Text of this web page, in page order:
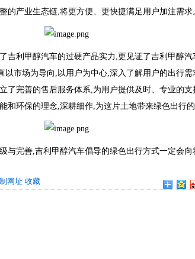
的产业生态链,将更方便、更快捷满足用户加注需求
吉利甲醇汽车的过硬产品实力,更见证了吉利甲醇
以市场为导向,以用户为中心,深入了解用户的出行
了完善的售后服务体系,为用户提供及时、专业的
和环保的理念,深耕细作,为这片土地带来绿色出行的
与完善,吉利甲醇汽车倡导的绿色出行方式一定会向
网址 收藏